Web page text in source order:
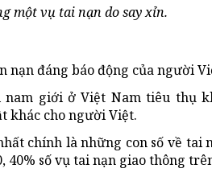
một vụ tai nạn do say xỉn.
đáng báo động của người
giới ở Việt Nam tiêu thụ
khác cho người Việt.
chính là những con số về tai
số vụ tai nạn giao thông